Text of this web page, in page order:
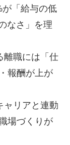
「給与の低
なさ」を理
離職には「仕
報酬が上が
ャリアと連動
場づくりが